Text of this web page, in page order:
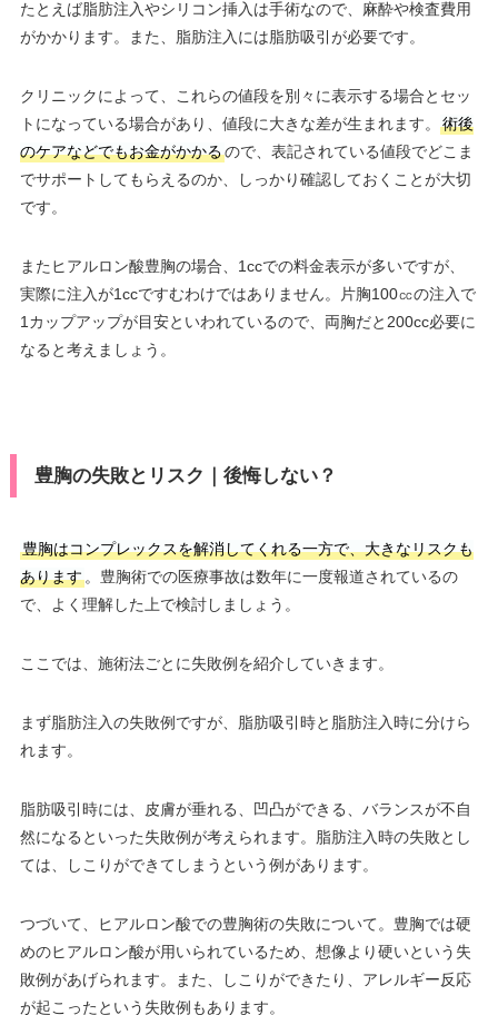
たとえば脂肪注入やシリコン挿入は手術なので、麻酔や検査費用
がかかります。また、脂肪注入には脂肪吸引が必要です。
クリニックによって、これらの値段を別々に表示する場合とセッ
トになっている場合があり、値段に大きな差が生まれます。
術後
のケアなどでもお金がかかるので、表記されている値段でどこま
でサポートしてもらえるのか、しっかり確認しておくことが大切
です。
またヒアルロン酸豊胸の場合、1ccでの料金表示が多いですが、
実際に注入が1ccですむわけではありません。片胸100㏄の注入で
1カップアップが目安といわれているので、両胸だと200cc必要に
なると考えましょう。
豊胸の失敗とリスク｜後悔しない？
豊胸はコンプレックスを解消してくれる一方で、大きなリスクも
あります。豊胸術での医療事故は数年に一度報道されているの
で、よく理解した上で検討しましょう。
ここでは、施術法ごとに失敗例を紹介していきます。
まず脂肪注入の失敗例ですが、脂肪吸引時と脂肪注入時に分けら
れます。
脂肪吸引時には、皮膚が垂れる、凹凸ができる、バランスが不自
然になるといった失敗例が考えられます。脂肪注入時の失敗とし
ては、しこりができてしまうという例があります。
つづいて、ヒアルロン酸での豊胸術の失敗について。豊胸では硬
めのヒアルロン酸が用いられているため、想像より硬いという失
敗例があげられます。また、しこりができたり、アレルギー反応
が起こったという失敗例もあります。